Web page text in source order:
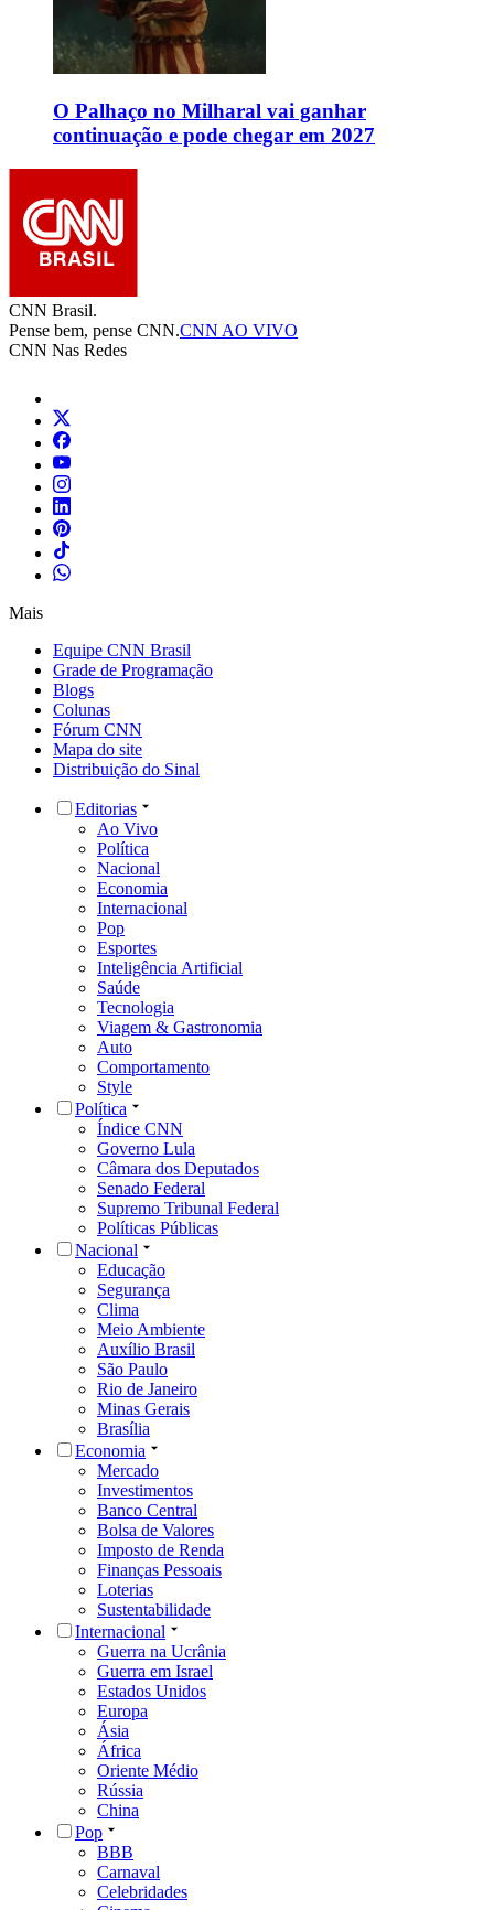
O Palhaço no Milharal vai ganhar
continuação e pode chegar em 2027
CNN Brasil.
Pense bem, pense CNN.CNN AO VIVO
CNN Nas Redes
Mais
Equipe CNN Brasil
Grade de Programação
Blogs
Colunas
Fórum CNN
Mapa do site
Distribuição do Sinal
Editorias
Ao Vivo
Política
Nacional
Economia
Internacional
Pop
Esportes
Inteligência Artificial
Saúde
Tecnologia
Viagem & Gastronomia
Auto
Comportamento
Style
Política
Índice CNN
Governo Lula
Câmara dos Deputados
Senado Federal
Supremo Tribunal Federal
Políticas Públicas
Nacional
Educação
Segurança
Clima
Meio Ambiente
Auxílio Brasil
São Paulo
Rio de Janeiro
Minas Gerais
Brasília
Economia
Mercado
Investimentos
Banco Central
Bolsa de Valores
Imposto de Renda
Finanças Pessoais
Loterias
Sustentabilidade
Internacional
Guerra na Ucrânia
Guerra em Israel
Estados Unidos
Europa
Ásia
África
Oriente Médio
Rússia
China
Pop
BBB
Carnaval
Celebridades